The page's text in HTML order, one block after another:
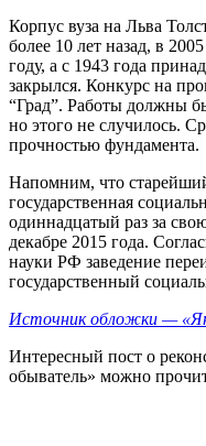
Корпус вуза на Льва
более 10 лет назад, в
году, а с 1943 года
закрылся. Конкурс на
“Град”. Работы должны
но этого не случилось.
прочностью фундамента.
Напомним, что
государственная
одиннадцатый раз за
декабре 2015 года.
науки РФ заведение
государственный
Источник обложки —
Интересный пост о
обыватель» можно